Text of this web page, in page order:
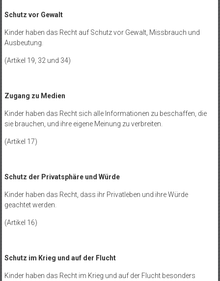
Schutz vor Gewalt
Kinder haben das Recht auf Schutz vor Gewalt, Missbrauch und
Ausbeutung.
(Artikel 19, 32 und 34)
Zugang zu Medien
Kinder haben das Recht sich alle Informationen zu beschaffen, die
sie brauchen, und ihre eigene Meinung zu verbreiten.
(Artikel 17)
Schutz der Privatsphäre und Würde
Kinder haben das Recht, dass ihr Privatleben und ihre Würde
geachtet werden.
(Artikel 16)
Schutz im Krieg und auf der Flucht
Kinder haben das Recht im Krieg und auf der Flucht besonders